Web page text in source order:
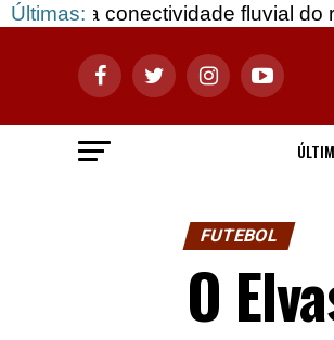
Últimas: fluvial do rio Erges
FUTEBOL
O